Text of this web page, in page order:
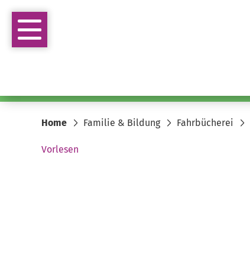
Home Familie & Bildung Fahrbücherei
Vorlesen